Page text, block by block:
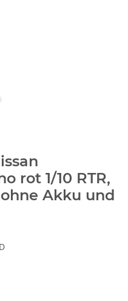
rot 1/10 RTR,
Akku und